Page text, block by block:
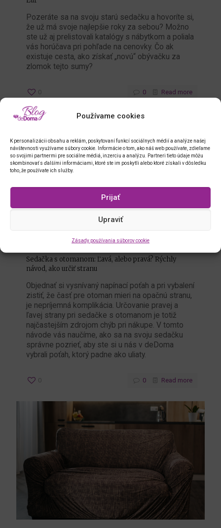
Používame cookies
K personalizácii obsahu a reklám, poskytovaní funkcí sociálnych médií a analýze našej
návštevnosti využívame súbory cookie. Informácie o tom, ako náš web používate, zdieľame
so svojimi partnermi pre sociálne médiá, inzerciu a analýzu. Partneri tieto údaje môžu
skombinovať s ďalšími informáciami, ktoré ste im poskytli alebo ktoré získali v dôsledku
toho, že používate ich služby.
Prijať
Upraviť
Zásady používania súborov cookie
Pozeráte sa na svoju starú sedačku a hovoríte si,
že už má svoje najlepšie roky za sebou? Možno
ste už aj prelistovali katalógy s nábytkom a poliala
vás horúčava pri pohľade na cenovky. Čo ak
existuje cesta, ako získať „novú“ obývačku za
zlomok tejto sumy?
0 0 Read more
Sedačka s otomanom: Ľavá, alebo pravá? Rýchly
návod, ako určiť stranu
Objednať si vysnívaný napínací poťah a pri vybalení
zistiť, že časť pre otoman mieri na opačnú stranu,
je nepríjemná komplikácia. Určovanie pravej a
ľavej strany pri sedačke s otomanom je totiž
najčastejším zdrojom chýb pri nákupe. V tomto
návode vás naučíme, ako sa na svoju sedačku
správne pozrieť, aby ste si u nás v deDoma
vybrali poťah, ktorý padne ako uliaty.
0 0 Read more